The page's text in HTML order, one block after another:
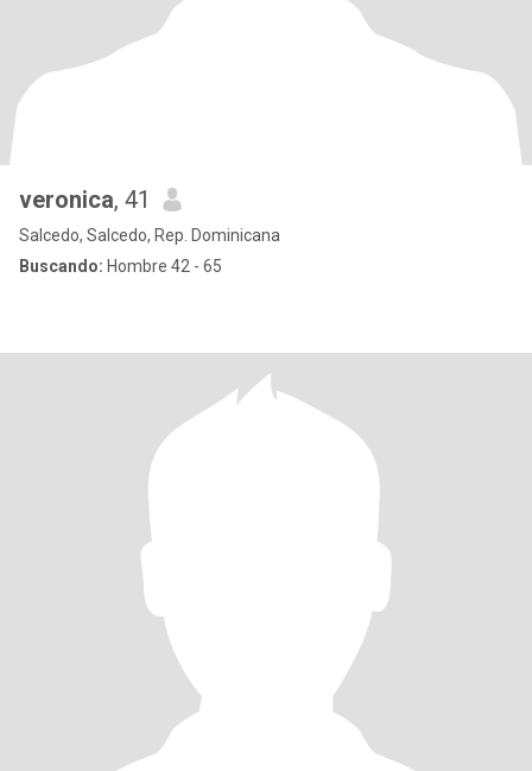
veronica, 41
Salcedo, Salcedo, Rep. Dominicana
Buscando: Hombre 42 - 65